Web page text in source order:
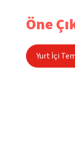
Öne
Yurt İçi